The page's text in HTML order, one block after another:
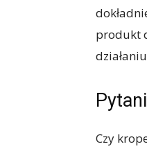
produkt
Czy